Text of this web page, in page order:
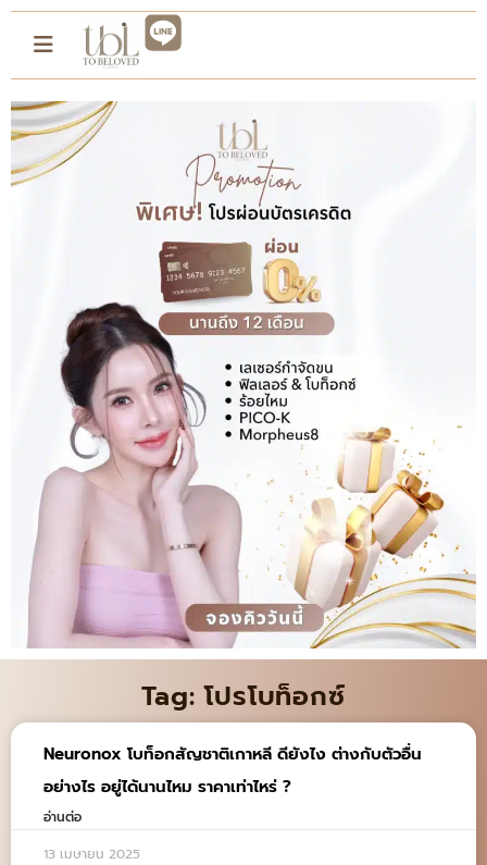
Tag: โปรโบท็อกซ์
Neuronox โบท็อกสัญชาติเกาหลี ดียังไง ต่างกับตัวอื่น
อย่างไร อยู่ได้นานไหม ราคาเท่าไหร่ ?
อ่านต่อ
13 เมษายน 2025